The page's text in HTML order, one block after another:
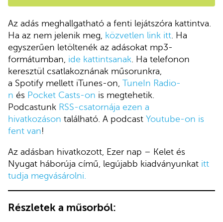
Az adás meghallgatható a fenti lejátszóra kattintva.
Ha az nem jelenik meg, közvetlen link itt. Ha
egyszerűen letöltenék az adásokat mp3-
formátumban, ide kattintsanak. Ha telefonon
keresztül csatlakoznának műsorunkra,
a Spotify mellett iTunes-on, TuneIn Radio-
n és Pocket Casts-on is megtehetik.
Podcastunk RSS-csatornája ezen a
hivatkozáson található. A podcast Youtube-on is
fent van!
Az adásban hivatkozott, Ezer nap – Kelet és
Nyugat háborúja című, legújabb kiadványunkat itt
tudja megvásárolni.
Részletek a műsorból: